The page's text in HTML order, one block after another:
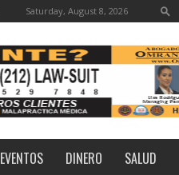
Saturday, August 8, 2026
EVENTOS DINERO SALUD